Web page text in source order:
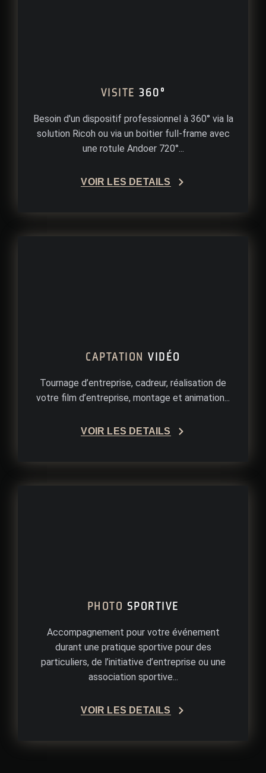
VISITE 360°
Besoin d'un dispositif professionnel à 360° via la
solution Ricoh ou via un boitier full-frame avec
une rotule Andoer 720°...
VOIR LES DÉTAILS
CAPTATION VIDÉO
Tournage d’entreprise, cadreur, réalisation de
votre film d’entreprise, montage et animation...
VOIR LES DÉTAILS
PHOTO SPORTIVE
Accompagnement pour votre événement
durant une pratique sportive pour des
particuliers, de l’initiative d’entreprise ou une
association sportive...
VOIR LES DÉTAILS